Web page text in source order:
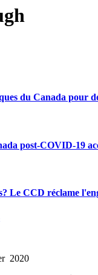
du Canada pour
post-COVID-19
Le CCD réclame
2020